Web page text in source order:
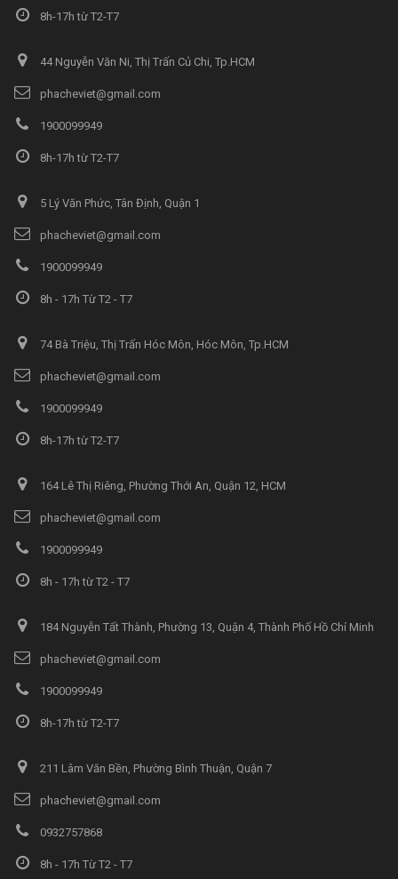
8h-17h từ T2-T7
44 Nguyễn Văn Ni, Thị Trấn Củ Chi, Tp.HCM
phacheviet@gmail.com
1900099949
8h-17h từ T2-T7
5 Lý Văn Phức, Tân Định, Quận 1
phacheviet@gmail.com
1900099949
8h - 17h Từ T2 - T7
74 Bà Triệu, Thị Trấn Hóc Môn, Hóc Môn, Tp.HCM
phacheviet@gmail.com
1900099949
8h-17h từ T2-T7
164 Lê Thị Riêng, Phường Thới An, Quận 12, HCM
phacheviet@gmail.com
1900099949
8h - 17h từ T2 - T7
184 Nguyễn Tất Thành, Phường 13, Quận 4, Thành Phố Hồ Chí Minh
phacheviet@gmail.com
1900099949
8h-17h từ T2-T7
211 Lâm Văn Bền, Phường Bình Thuận, Quận 7
phacheviet@gmail.com
0932757868
8h - 17h Từ T2 - T7